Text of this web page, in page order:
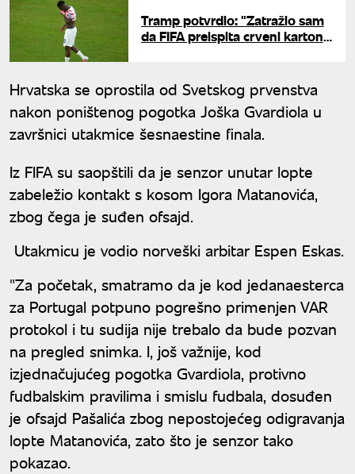
Tramp potvrdio: "Zatražio sam
da FIFA preispita crveni karton
Hrvatska se oprostila od Svetskog prvenstva
nakon poništenog pogotka Joška Gvardiola u
završnici utakmice šesnaestine finala.
Iz FIFA su saopštili da je senzor unutar lopte
zabeležio kontakt s kosom Igora Matanovića,
zbog čega je suđen ofsajd.
Utakmicu je vodio norveški arbitar Espen Eskas.
"Za početak, smatramo da je kod jedanaesterca
za Portugal potpuno pogrešno primenjen VAR
protokol i tu sudija nije trebalo da bude pozvan
na pregled snimka. I, još važnije, kod
izjednačujućeg pogotka Gvardiola, protivno
fudbalskim pravilima i smislu fudbala, dosuđen
je ofsajd Pašalića zbog nepostojećeg odigravanja
lopte Matanovića, zato što je senzor tako
pokazao.